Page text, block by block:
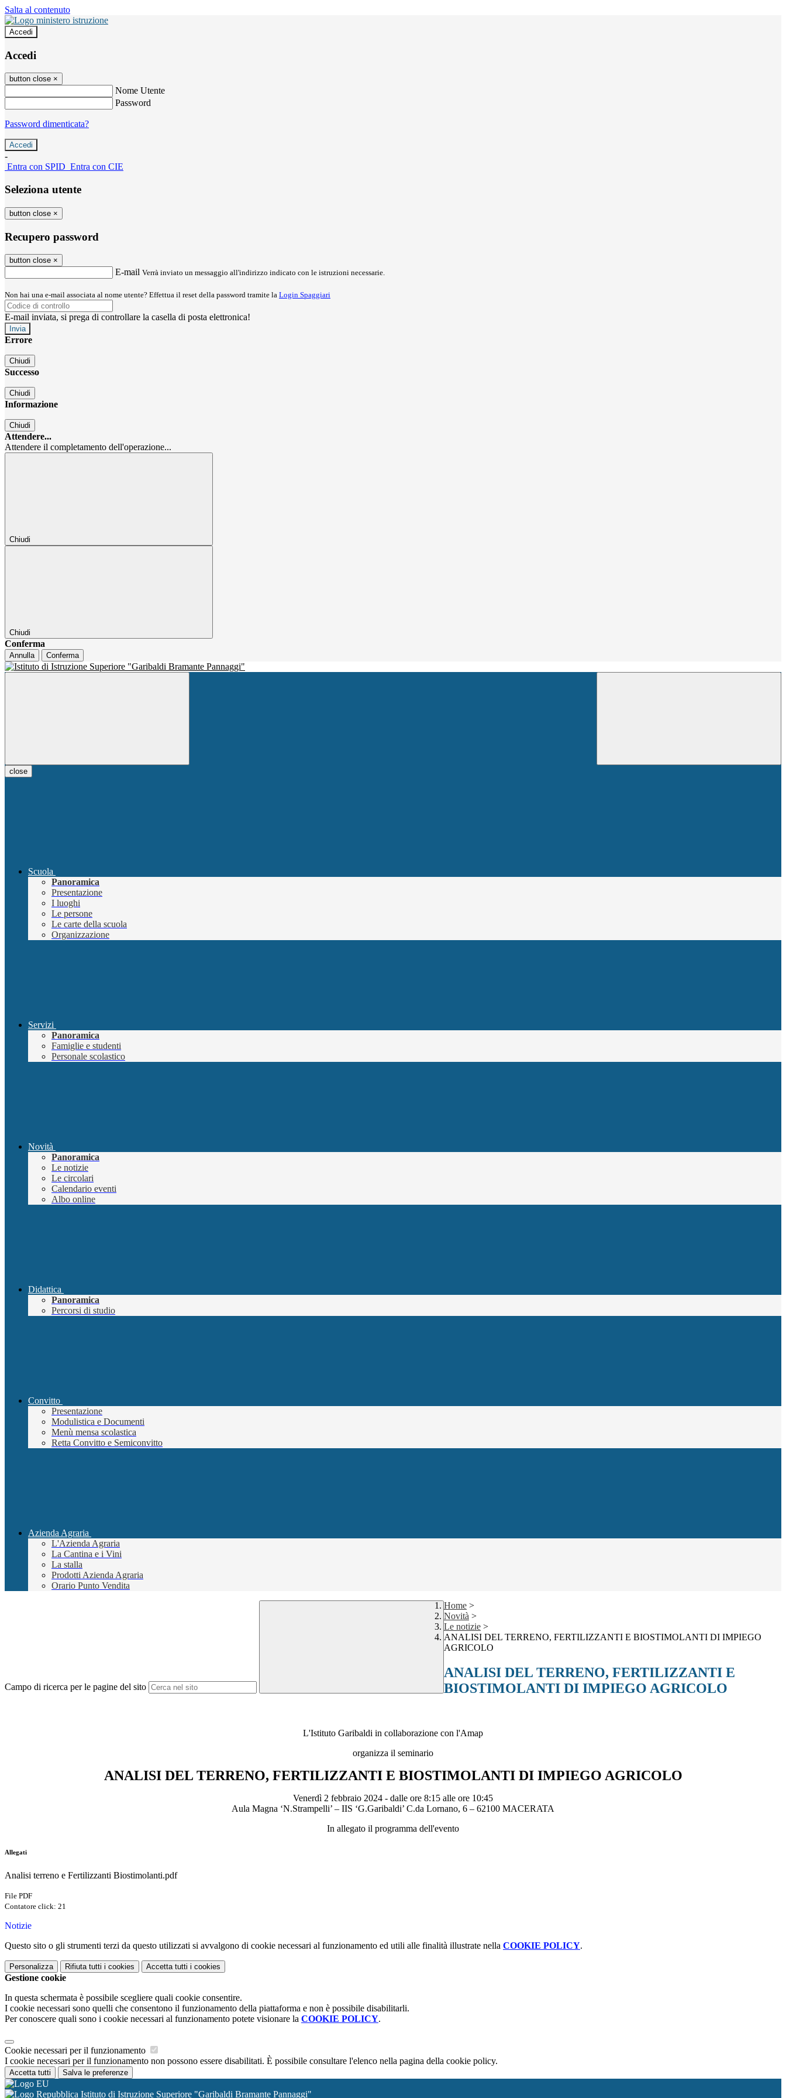
Salta al contenuto
Accedi
Accedi
button close ×
Nome Utente
Password
Password dimenticata?
-
Entra con SPID Entra con CIE
Seleziona utente
button close ×
Recupero password
button close ×
E-mail Verrà inviato un messaggio all'indirizzo indicato con le istruzioni necessarie.
Non hai una e-mail associata al nome utente? Effettua il reset della password tramite la Login Spaggiari
E-mail inviata, si prega di controllare la casella di posta elettronica!
Errore
Chiudi
Successo
Chiudi
Informazione
Chiudi
Attendere...
Attendere il completamento dell'operazione...
Chiudi
Chiudi
Conferma
Annulla Conferma
close
Scuola
Panoramica
Presentazione
I luoghi
Le persone
Le carte della scuola
Organizzazione
Servizi
Panoramica
Famiglie e studenti
Personale scolastico
Novità
Panoramica
Le notizie
Le circolari
Calendario eventi
Albo online
Didattica
Panoramica
Percorsi di studio
Convitto
Presentazione
Modulistica e Documenti
Menù mensa scolastica
Retta Convitto e Semiconvitto
Azienda Agraria
L'Azienda Agraria
La Cantina e i Vini
La stalla
Prodotti Azienda Agraria
Orario Punto Vendita
Campo di ricerca per le pagine del sito
Home >
Novità >
Le notizie >
ANALISI DEL TERRENO, FERTILIZZANTI E BIOSTIMOLANTI DI IMPIEGO
AGRICOLO
ANALISI DEL TERRENO, FERTILIZZANTI E
BIOSTIMOLANTI DI IMPIEGO AGRICOLO
L'Istituto Garibaldi in collaborazione con l'Amap
organizza il seminario
ANALISI DEL TERRENO, FERTILIZZANTI E BIOSTIMOLANTI DI IMPIEGO AGRICOLO
Venerdì 2 febbraio 2024 - dalle ore 8:15 alle ore 10:45
Aula Magna ‘N.Strampelli’ – IIS ‘G.Garibaldi’ C.da Lornano, 6 – 62100 MACERATA
In allegato il programma dell'evento
Allegati
Analisi terreno e Fertilizzanti Biostimolanti.pdf
File PDF
Contatore click: 21
Notizie
Questo sito o gli strumenti terzi da questo utilizzati si avvalgono di cookie necessari al funzionamento ed utili alle finalità illustrate nella COOKIE POLICY.
Personalizza Rifiuta tutti i cookies Accetta tutti i cookies
Gestione cookie
In questa schermata è possibile scegliere quali cookie consentire.
I cookie necessari sono quelli che consentono il funzionamento della piattaforma e non è possibile disabilitarli.
Per conoscere quali sono i cookie necessari al funzionamento potete visionare la COOKIE POLICY.
Cookie necessari per il funzionamento
I cookie necessari per il funzionamento non possono essere disabilitati. È possibile consultare l'elenco nella pagina della cookie policy.
Accetta tutti Salva le preferenze
Istituto di Istruzione Superiore "Garibaldi Bramante Pannaggi"